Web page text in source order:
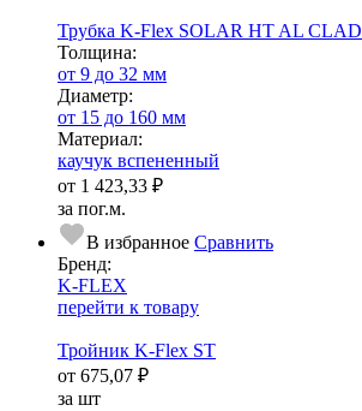
Трубка K-Flex SOLAR HT AL CLAD
Тол­щи­на:
от 9 до 32 мм
Диаметр:
от 15 до 160 мм
Ма­­те­­ри­­ал:
каучук вспененный
от 1 423,33 ₽
за пог.м.
В избранное Сравнить
Бренд:
K-FLEX
перейти к товару
Тройник K-Flex ST
от 675,07 ₽
за шт